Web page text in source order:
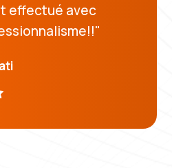
effectué avec